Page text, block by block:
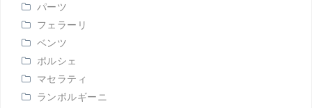
パーツ
フェラーリ
ベンツ
ポルシェ
マセラティ
ランボルギーニ